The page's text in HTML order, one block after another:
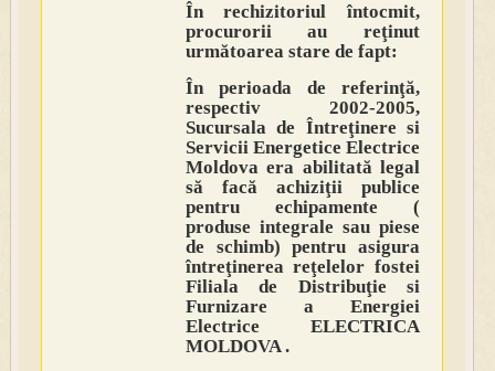
În rechizitoriul întocmit,
procurorii au reţinut
următoarea stare de fapt:
În perioada de referinţă,
respectiv 2002-2005,
Sucursala de Întreţinere si
Servicii Energetice Electrice
Moldova era abilitată legal
să facă achiziţii publice
pentru echipamente (
produse integrale sau piese
de schimb) pentru asigura
întreţinerea reţelelor fostei
Filiala de Distribuţie si
Furnizare a Energiei
Electrice ELECTRICA
MOLDOVA .